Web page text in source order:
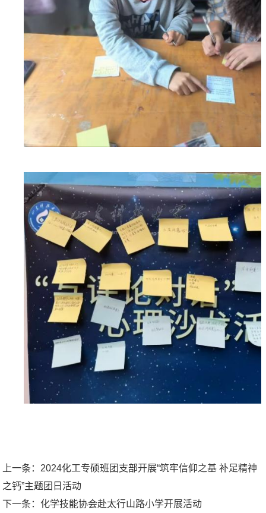
上一条：2024化工专硕班团支部开展“筑牢信仰之基 补足精神
之钙”主题团日活动
下一条： 化学技能协会赴太行山路小学开展活动